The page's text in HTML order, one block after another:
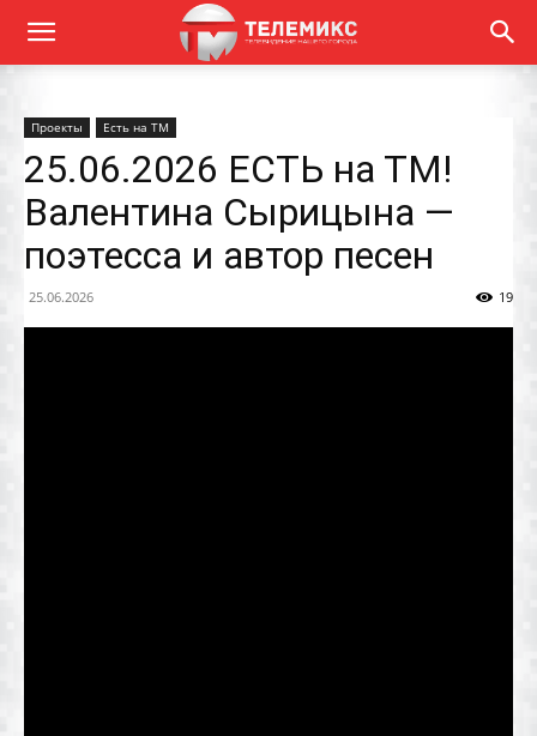
Проекты Есть на ТМ
25.06.2026 ЕСТЬ на ТМ!
Валентина Сырицына —
поэтесса и автор песен
25.06.2026 19